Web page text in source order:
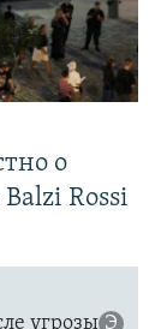
о
Rossi